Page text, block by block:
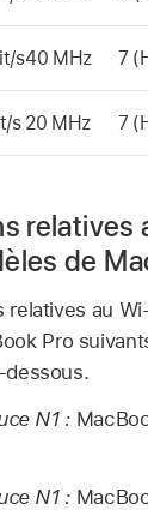
s40 MHz 7
s 20 MHz 7
relatives
de
relatives au
Pro
dessous.
N1 :
N1 :